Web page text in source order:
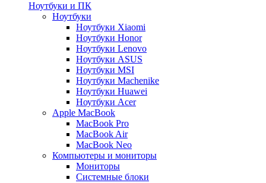
Ноутбуки и ПК
Ноутбуки
Ноутбуки Xiaomi
Ноутбуки Honor
Ноутбуки Lenovo
Ноутбуки ASUS
Ноутбуки MSI
Ноутбуки Machenike
Ноутбуки Huawei
Ноутбуки Acer
Apple MacBook
MacBook Pro
MacBook Air
MacBook Neo
Компьютеры и мониторы
Мониторы
Системные блоки